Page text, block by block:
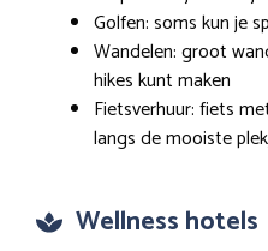
Golfen: soms kun je
Wandelen: groot
hikes kunt maken
Fietsverhuur: fiets
langs de mooiste
Wellness hotels